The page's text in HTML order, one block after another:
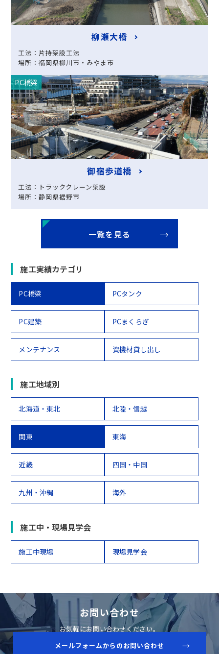
柳瀬大橋
工法：片持架設工法
場所：福岡県柳川市・みやま市
PC橋梁
御宿歩道橋
工法：トラッククレーン架設
場所：静岡県裾野市
一覧を見る
施工実績カテゴリ
PC橋梁 PCタンク
PC建築 PCまくらぎ
メンテナンス 資機材貸し出し
施工地域別
北海道・東北 北陸・信越
関東 東海
近畿 四国・中国
九州・沖縄 海外
施工中・現場見学会
施工中現場 現場見学会
お問い合わせ
お気軽にお問い合わせください。
メールフォームからのお問い合わせ